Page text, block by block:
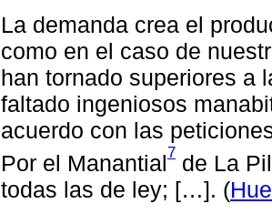
La demanda crea el
como en el caso de
han tornado superiores a
faltado ingeniosos
acuerdo con las
Por el Manantial7 de La
todas las de ley; […]. (